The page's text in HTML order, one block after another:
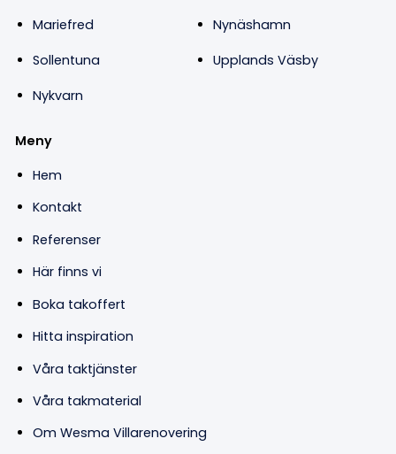
Mariefred
Nynäshamn
Sollentuna
Upplands Väsby
Nykvarn
Meny
Hem
Kontakt
Referenser
Här finns vi
Boka takoffert
Hitta inspiration
Våra taktjänster
Våra takmaterial
Om Wesma Villarenovering